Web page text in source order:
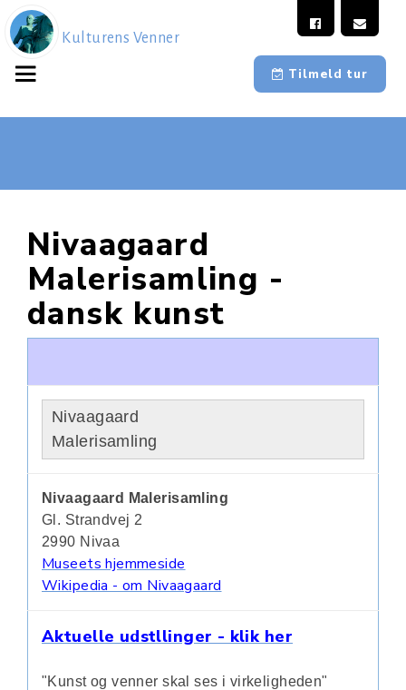
Kulturens Venner
Tilmeld tur
Nivaagaard
Malerisamling -
dansk kunst
Nivaagaard
Malerisamling
Nivaagaard Malerisamling
Gl. Strandvej 2
2990 Nivaa
Museets hjemmeside
Wikipedia - om Nivaagaard
Aktuelle udstllinger - klik her
"Kunst og venner skal ses i virkeligheden"